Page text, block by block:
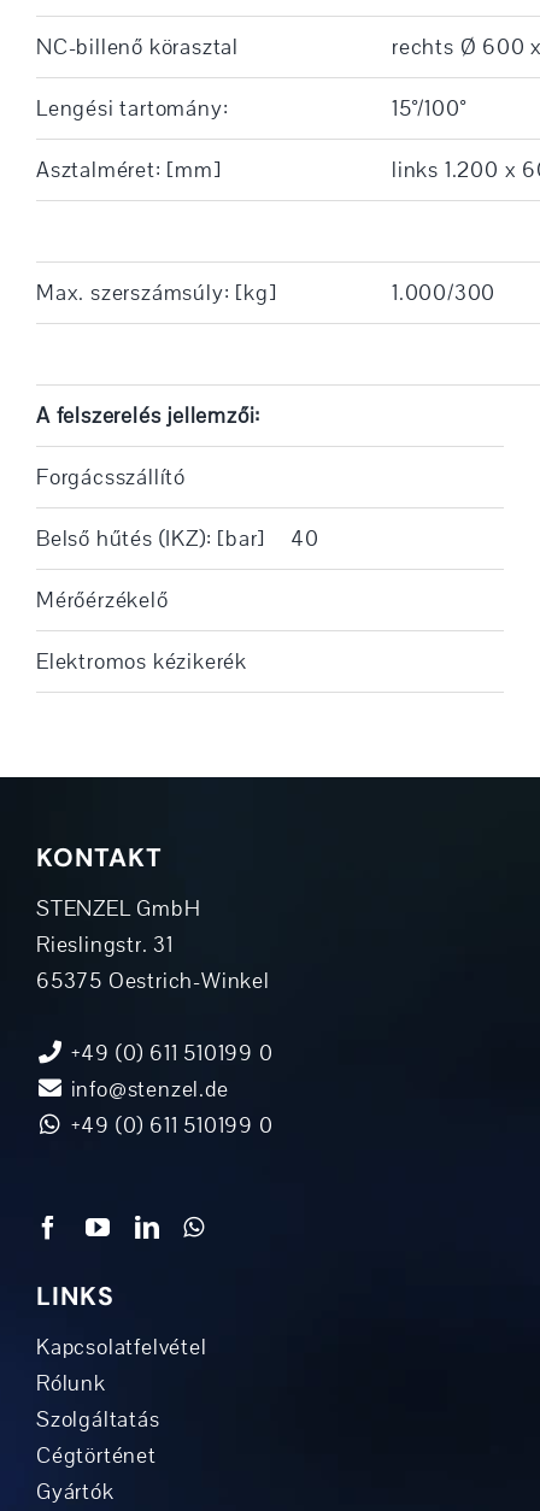
NC-billenő körasztal rechts Ø 600
Lengési tartomány: 15°/100°
Asztalméret: [mm] links 1.200 x
Max. szerszámsúly: [kg] 1.000/300
A felszerelés jellemzői:
Forgácsszállító
Belső hűtés (IKZ): [bar] 40
Mérőérzékelő
Elektromos kézikerék
KONTAKT
STENZEL GmbH
Rieslingstr. 31
65375 Oestrich-Winkel
+49 (0) 611 510199 0
info@stenzel.de
+49 (0) 611 510199 0
LINKS
Kapcsolatfelvétel
Rólunk
Szolgáltatás
Cégtörténet
Gyártók